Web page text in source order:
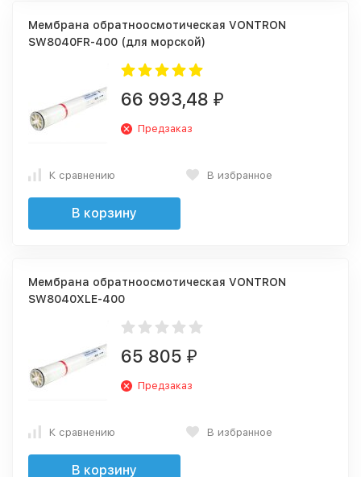
Мембрана обратноосмотическая VONTRON
SW8040FR-400 (для морской)
66 993,48 ₽
Предзаказ
К сравнению В избранное
В корзину
Мембрана обратноосмотическая VONTRON
SW8040XLE-400
65 805 ₽
Предзаказ
К сравнению В избранное
В корзину